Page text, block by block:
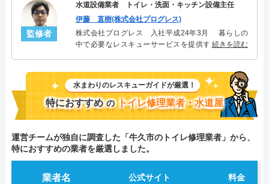
監修者
水道設備業者 トイレ・洗面・キッチン設備主任
伊藤 直樹(株式会社プログレス)
株式会社プログレス 入社平成24年3月 暮らしの
中で必要なレスキューサービスを提供する株式会社
トイレ・洗面・キッチン関連のトラブルを解決。多
くのお客様に信頼される「トイレ・洗面・キッチ
ン」のスペシャリスト。
続きを読む
水まわりのレスキューガイドが厳選！
特におすすめ の トイレ修理業者・水道屋
運営チームが独自に調査した「牛久市のトイレ修理業者」から、
特におすすめの業者を厳選しました。
業者名 公式サイト 料金